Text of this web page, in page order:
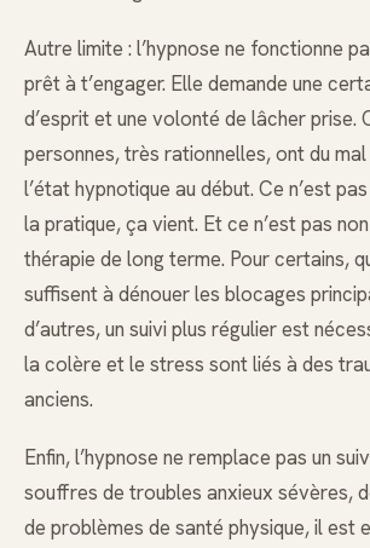
Autre limite : l’hypnose ne fonctionne
prêt à t’engager. Elle demande une
d’esprit et une volonté de lâcher prise.
personnes, très rationnelles, ont du
l’état hypnotique au début. Ce n’est
la pratique, ça vient. Et ce n’est pas
thérapie de long terme. Pour certains,
suffisent à dénouer les blocages
d’autres, un suivi plus régulier est
la colère et le stress sont liés à des
anciens.
Enfin, l’hypnose ne remplace pas un
souffres de troubles anxieux sévères,
de problèmes de santé physique, il est